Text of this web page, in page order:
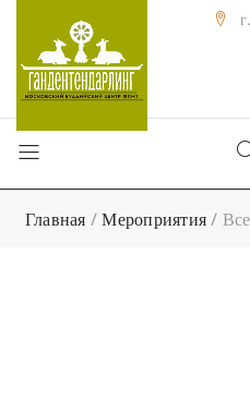
Главная /Мероприятия/